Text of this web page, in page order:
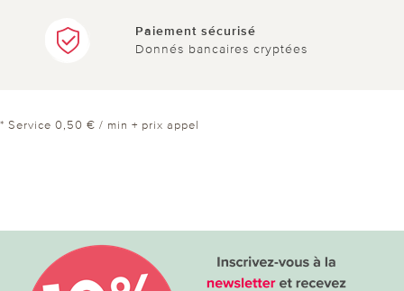
Paiement sécurisé
Donnés bancaires cryptées
* Service 0,50 € / min + prix appel